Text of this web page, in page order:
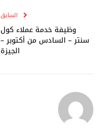
السابق
وظيفة خدمة عملاء كول
سنتر – السادس من أكتوبر –
الجيزة